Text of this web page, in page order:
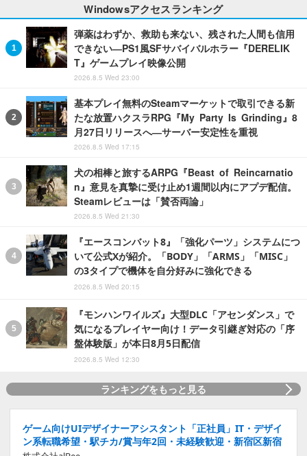
Windowsアクセスランキング
弾薬はわずか、救助も来ない、残された人間も信用
できない―PS1風SFサバイバルホラー『DERELIK
T』ゲームプレイ映像公開
2026.8.5 Wed 23:00
基本プレイ無料のSteamマーケットで取引できる新
たな放置ハクスラRPG『My Party Is Grinding』8
月27日リリースへ―サーバー安定性を重視
2026.8.5 Wed 17:15
犬の相棒と旅するARPG『Beast of Reincarnatio
n』意見を真摯に受け止め1週間以内にアプデ配信。
Steamレビューは「賛否両論」
2026.8.5 Wed 21:30
『エースコンバット8』「強化パーツ」システムにつ
いて公式Xが紹介。「BODY」「ARMS」「MISC」
の3タイプで機体を自分好みに強化できる
2026.8.5 Wed 20:15
『モンハンワイルズ』大型DLC「アセンダンス」で
気になるプレイヤー向け！データ引継ぎ対応の「序
盤体験版」が本日8月5日配信
2026.8.5 Wed 12:30
ランキングをもっと見る
ゲーム向けUIデザイナーアシスタント「正社員」IT・デザイ
ン系転職希望・駅チカ/賞与年2回・未経験歓迎・新宿区新宿